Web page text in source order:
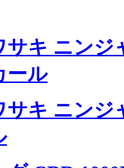
サキ ニンジ
ール
サキ ニンジ